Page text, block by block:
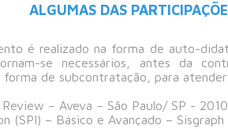
ALGUMAS DAS
é realizado na forma de auto-
se necessários, antes da
de subcontratação, para
– Aveva – São Paulo/ SP -
(SPI) – Básico e Avançado –